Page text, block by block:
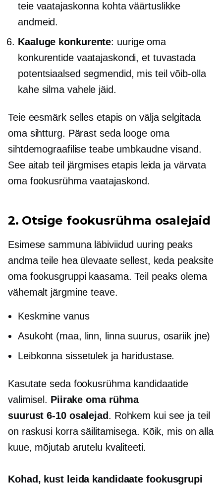
teie vaatajaskonna kohta väärtuslikke
andmeid.
Kaaluge konkurente: uurige oma
konkurentide vaatajaskondi, et tuvastada
potentsiaalsed segmendid, mis teil võib-olla
kahe silma vahele jäid.
Teie eesmärk selles etapis on välja selgitada
oma sihtturg. Pärast seda looge oma
sihtdemograafilise teabe umbkaudne visand.
See aitab teil järgmises etapis leida ja värvata
oma fookusrühma vaatajaskond.
2. Otsige fookusrühma osalejaid
Esimese sammuna läbiviidud uuring peaks
andma teile hea ülevaate sellest, keda peaksite
oma fookusgruppi kaasama. Teil peaks olema
vähemalt järgmine teave.
Keskmine vanus
Asukoht (maa, linn, linna suurus, osariik jne)
Leibkonna sissetulek ja haridustase.
Kasutate seda fookusrühma kandidaatide
valimisel. Piirake oma rühma
suurust6-10osalejad. Rohkem kui see ja teil
on raskusi korra säilitamisega. Kõik, mis on alla
kuue, mõjutab arutelu kvaliteeti.
Kohad, kust leida kandidaate fookusgrupi